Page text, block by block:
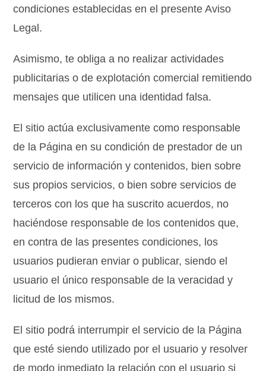
condiciones establecidas en el presente Aviso
Legal.
Asimismo, te obliga a no realizar actividades
publicitarias o de explotación comercial remitiendo
mensajes que utilicen una identidad falsa.
El sitio actúa exclusivamente como responsable
de la Página en su condición de prestador de un
servicio de información y contenidos, bien sobre
sus propios servicios, o bien sobre servicios de
terceros con los que ha suscrito acuerdos, no
haciéndose responsable de los contenidos que,
en contra de las presentes condiciones, los
usuarios pudieran enviar o publicar, siendo el
usuario el único responsable de la veracidad y
licitud de los mismos.
El sitio podrá interrumpir el servicio de la Página
que esté siendo utilizado por el usuario y resolver
de modo inmediato la relación con el usuario si